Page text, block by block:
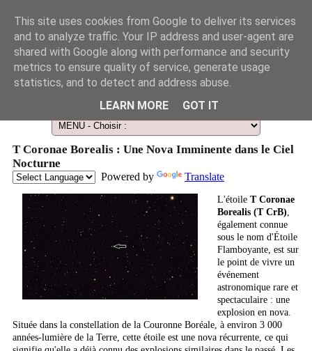
Le Guide des Smart Télescopes et de l'Astronomie amateur
T Coronae Borealis : Une Nova Imminente dans le Ciel
Nocturne
Powered by Translate
L'étoile T Coronae
Borealis (T CrB),
également connue
sous le nom d'Étoile
Flamboyante, est sur
le point de vivre un
événement
astronomique rare et
spectaculaire : une
explosion en nova.
Située dans la constellation de la Couronne Boréale, à environ 3 000
années-lumière de la Terre, cette étoile est une nova récurrente, ce qui
This site uses cookies from Google to deliver its services
and to analyze traffic. Your IP address and user-agent are
shared with Google along with performance and security
metrics to ensure quality of service, generate usage
statistics, and to detect and address abuse.
LEARN MORE
GOT IT